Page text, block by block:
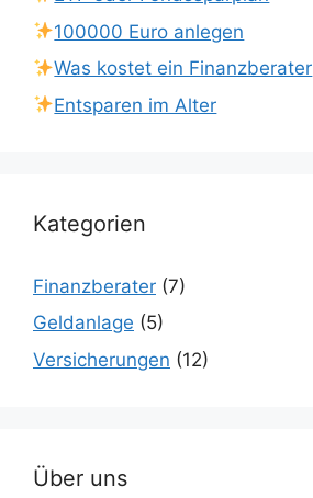
100000 Euro anlegen
Was kostet ein Finanzberater
Entsparen im Alter
Kategorien
Finanzberater (7)
Geldanlage (5)
Versicherungen (12)
Über uns